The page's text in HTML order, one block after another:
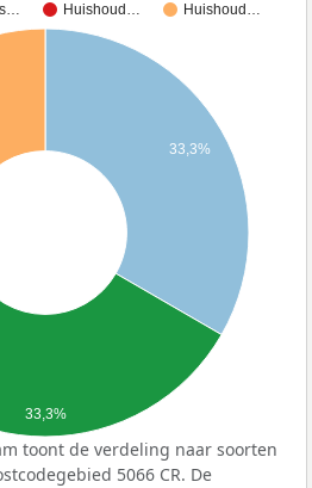
Huishoud… Huishoud…
33,3%
33,3%
toont de verdeling naar soorten
5066 CR. De